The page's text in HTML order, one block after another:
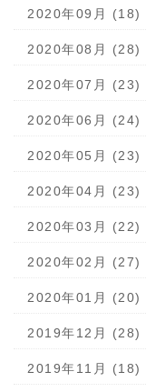
2020年09月 (18)
2020年08月 (28)
2020年07月 (23)
2020年06月 (24)
2020年05月 (23)
2020年04月 (23)
2020年03月 (22)
2020年02月 (27)
2020年01月 (20)
2019年12月 (28)
2019年11月 (18)